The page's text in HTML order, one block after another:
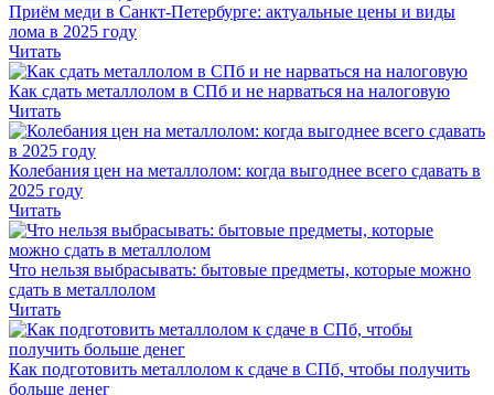
Приём меди в Санкт-Петербурге: актуальные цены и виды
лома в 2025 году
Читать
Как сдать металлолом в СПб и не нарваться на налоговую
Читать
Колебания цен на металлолом: когда выгоднее всего сдавать в
2025 году
Читать
Что нельзя выбрасывать: бытовые предметы, которые можно
сдать в металлолом
Читать
Как подготовить металлолом к сдаче в СПб, чтобы получить
больше денег